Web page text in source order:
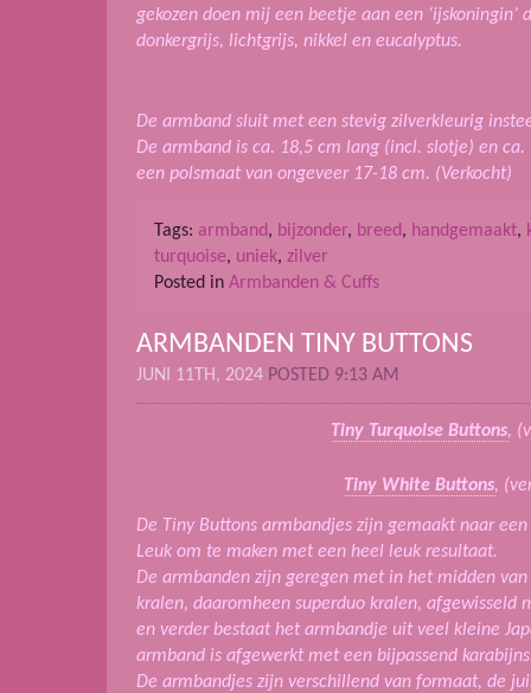
gekozen doen mij een beetje aan een ‘ijskoningin’
donkergrijs, lichtgrijs, nikkel en eucalyptus.
De armband sluit met een stevig zilverkleurig
De armband is ca. 18,5 cm lang (incl. slotje) en
een polsmaat van ongeveer 17-18 cm. (Verkocht)
Tags: armband, bijzonder, breed, handgemaakt,
turquoise, uniek, zilver
Posted in Armbanden & Cuffs
ARMBANDEN TINY BUTTONS
JUNI 11TH, 2024 POSTED 9:13 AM
Tiny Turquoise Buttons,
Tiny White Buttons,
De Tiny Buttons armbandjes zijn gemaakt naar
Leuk om te maken met een heel leuk resultaat.
De armbanden zijn geregen met in het midden van
kralen, daaromheen superduo kralen, afgewisseld
en verder bestaat het armbandje uit veel kleine
armband is afgewerkt met een bijpassend
De armbandjes zijn verschillend van formaat, de